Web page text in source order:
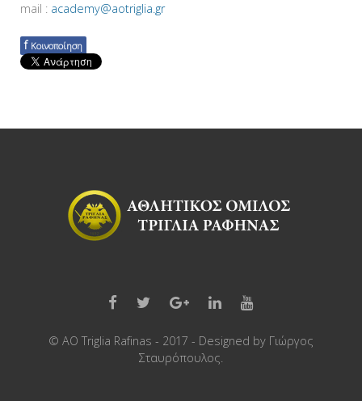
mail : academy@aotriglia.gr
f Κοινοποίηση
© AO Triglia Rafinas - 2017 - Designed by Γιώργος
Σταυρόπουλος.